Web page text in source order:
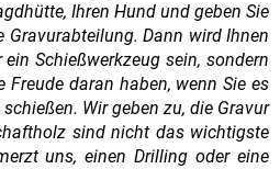
Ihren Hund und geben Sie
Gravurabteilung. Dann wird Ihnen
Schießwerkzeug sein, sondern
Freude daran haben, wenn Sie es
Wir geben zu, die Gravur
sind nicht das wichtigste
uns, einen Drilling oder eine